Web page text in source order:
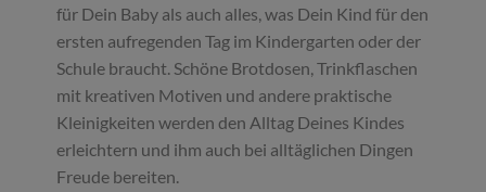
für Dein Baby als auch alles, was Dein Kind für den
ersten aufregenden Tag im Kindergarten oder der
Schule braucht. Schöne Brotdosen, Trinkflaschen
mit kreativen Motiven und andere praktische
Kleinigkeiten werden den Alltag Deines Kindes
erleichtern und ihm auch bei alltäglichen Dingen
Freude bereiten.